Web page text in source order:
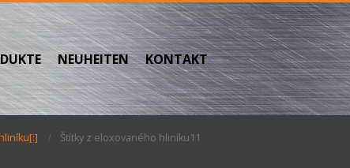
NEUHEITEN KONTAKT
Štítky z eloxovaného hliníku11